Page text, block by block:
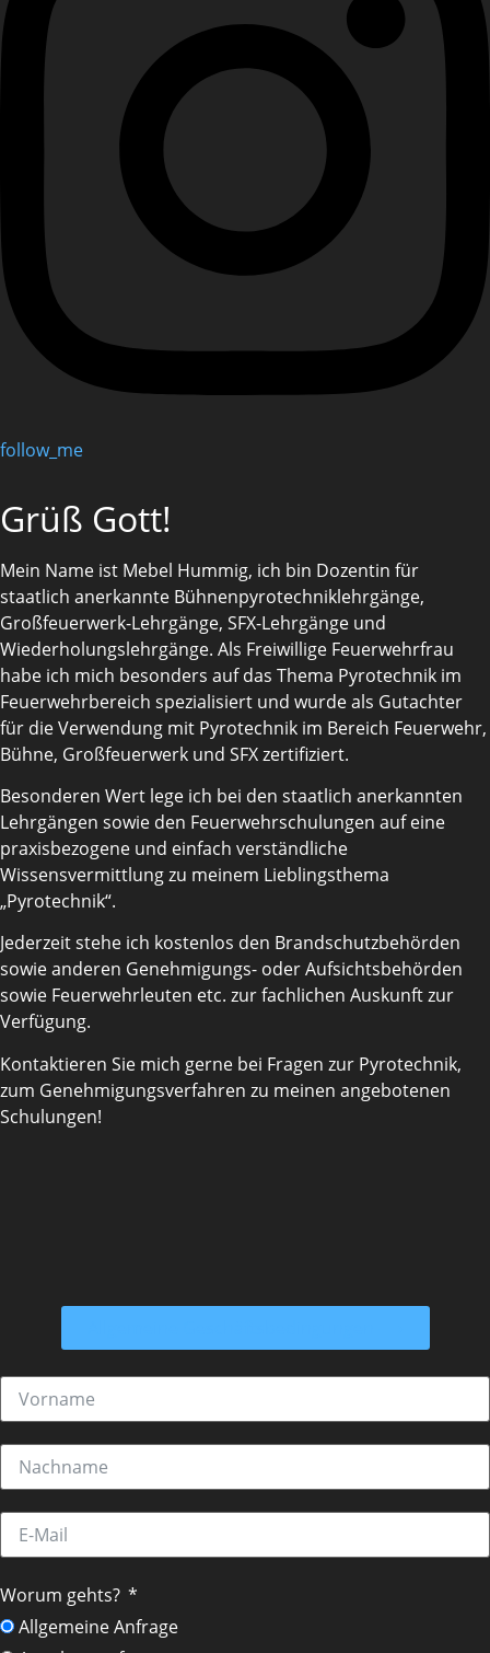
follow_me
Grüß Gott!
Mein Name ist Mebel Hummig, ich bin Dozentin für
staatlich anerkannte Bühnenpyrotechniklehrgänge,
Großfeuerwerk-Lehrgänge, SFX-Lehrgänge und
Wiederholungslehrgänge. Als Freiwillige Feuerwehrfrau
habe ich mich besonders auf das Thema Pyrotechnik im
Feuerwehrbereich spezialisiert und wurde als Gutachter
für die Verwendung mit Pyrotechnik im Bereich Feuerwehr,
Bühne, Großfeuerwerk und SFX zertifiziert.
Besonderen Wert lege ich bei den staatlich anerkannten
Lehrgängen sowie den Feuerwehrschulungen auf eine
praxisbezogene und einfach verständliche
Wissensvermittlung zu meinem Lieblingsthema
„Pyrotechnik“.
Jederzeit stehe ich kostenlos den Brandschutzbehörden
sowie anderen Genehmigungs- oder Aufsichtsbehörden
sowie Feuerwehrleuten etc. zur fachlichen Auskunft zur
Verfügung.
Kontaktieren Sie mich gerne bei Fragen zur Pyrotechnik,
zum Genehmigungsverfahren zu meinen angebotenen
Schulungen!
Worum gehts?
Allgemeine Anfrage